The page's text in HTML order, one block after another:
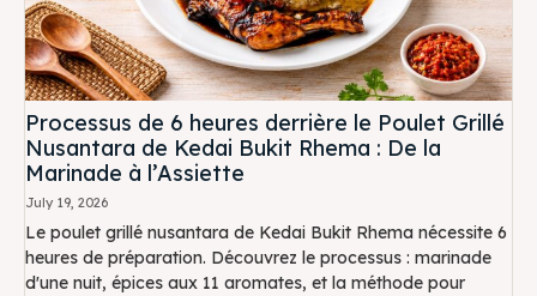
Processus de 6 heures derrière le Poulet Grillé
Nusantara de Kedai Bukit Rhema : De la
Marinade à l’Assiette
July 19, 2026
Le poulet grillé nusantara de Kedai Bukit Rhema nécessite 6
heures de préparation. Découvrez le processus : marinade
d'une nuit, épices aux 11 aromates, et la méthode pour